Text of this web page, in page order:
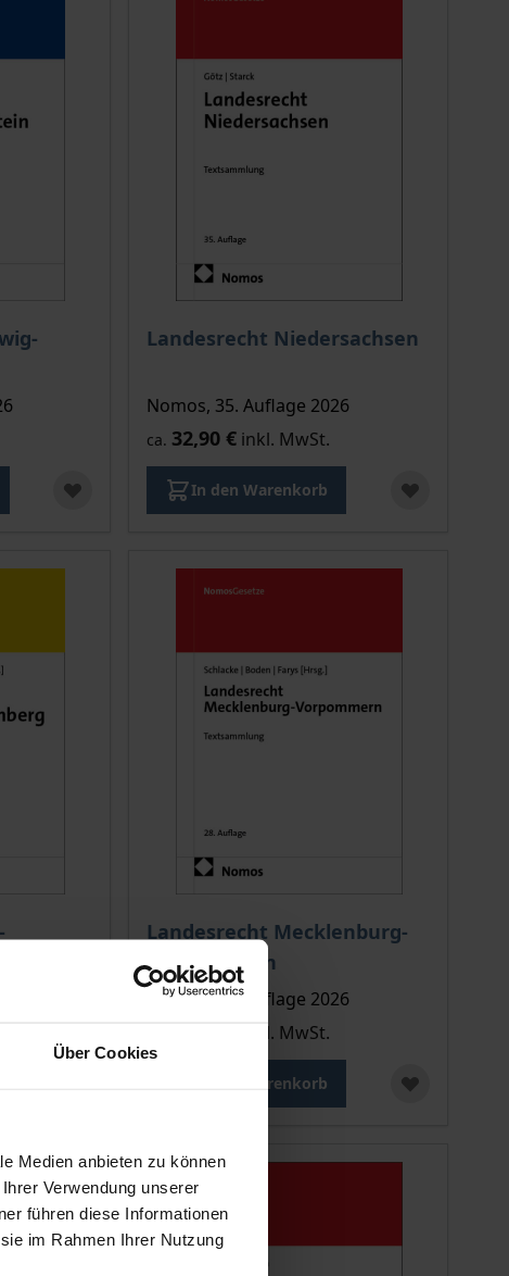
Über Cookies
Medien anbieten zu können
Verwendung unserer
führen diese Informationen
im Rahmen Ihrer Nutzung
Landesrecht Niedersachsen
Nomos, 35. Auflage 2026
ca. 32,90 € inkl. MwSt.
In den Warenkorb
Landesrecht Mecklenburg-
Vorpommern
Nomos, 28. Auflage 2026
inkl. MwSt.
In den Warenkorb